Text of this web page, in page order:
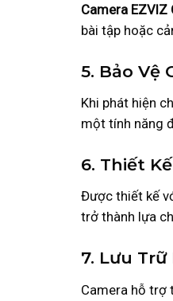
Camera EZVIZ
bài tập hoặc
5. Bảo Vệ
Khi phát hiện
một tính năng
6. Thiết
Được thiết kế
trở thành lựa
7. Lưu
Camera hỗ trợ